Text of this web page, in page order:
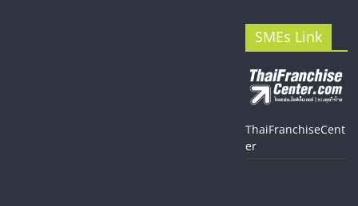
SMEs Link
ThaiFranchiseCent
er